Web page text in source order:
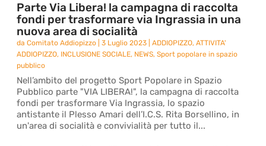
Parte Via Libera! la campagna di raccolta
fondi per trasformare via Ingrassia in una
nuova area di socialità
daComitato Addiopizzo |3 Luglio 2023 |ADDIOPIZZO,ATTIVITA'
ADDIOPIZZO, INCLUSIONE SOCIALE, NEWS,Sport popolare in spazio
pubblico
Nell’ambito del progetto Sport Popolare in Spazio
Pubblico parte "VIA LIBERA!", la campagna di raccolta
fondi per trasformare Via Ingrassia, lo spazio
antistante il Plesso Amari dell’I.C.S. Rita Borsellino, in
un'area di socialità e convivialità per tutto il...